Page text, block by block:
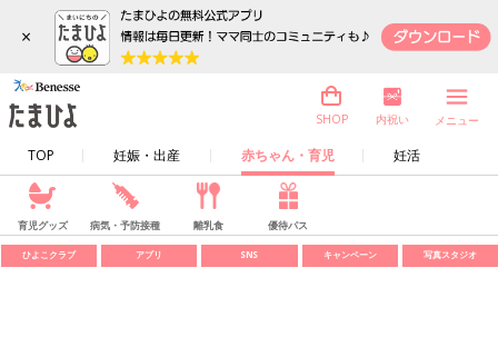
×
TOP 妊娠・出産 赤ちゃん・育児 妊活
SHOP 内祝い メニュー
育児グッズ 病気・予防接種 離乳食 優待パス
ひよこクラブ アプリ SNS キャンペーン 写真スタジオ